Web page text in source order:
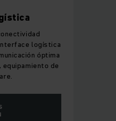
logística
óptima
de